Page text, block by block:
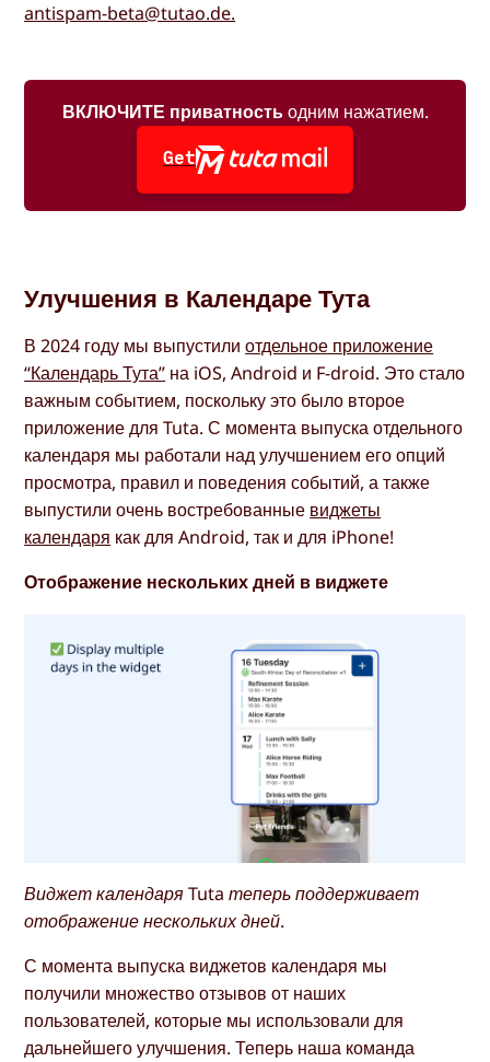
antispam-beta@tutao.de.
ВКЛЮЧИТЕ приватностьодним нажатием.
Get
Улучшения в Календаре Тута
В 2024 году мы выпустилиотдельное приложение
“Календарь Тута” на iOS, Android и F-droid. Это стало
важным событием, поскольку это было второе
приложение для Tuta. С момента выпуска отдельного
календаря мы работали над улучшением его опций
просмотра, правил и поведения событий, а также
выпустили очень востребованные виджеты
календаря как для Android, так и для iPhone!
Отображение нескольких дней в виджете
Виджет календаря Tuta теперь поддерживает
отображение нескольких дней.
С момента выпуска виджетов календаря мы
получили множество отзывов от наших
пользователей, которые мы использовали для
дальнейшего улучшения. Теперь наша команда